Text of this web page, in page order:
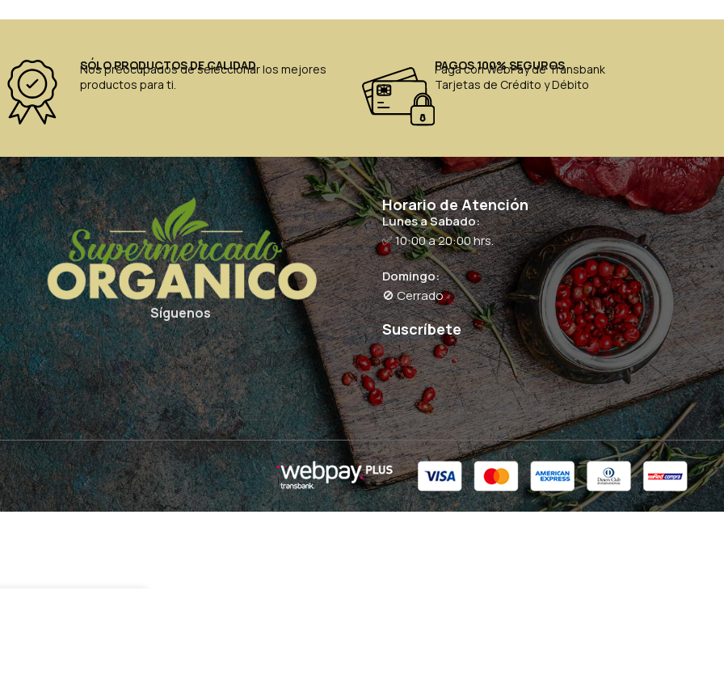
SÓLO PRODUCTOS DE CALIDAD
Nos preocupados de seleccionar los mejores
productos para ti.
PAGOS 100% SEGUROS
Paga con WebPay de Transbank
Tarjetas de Crédito y Débito
Síguenos
Horario de Atención
Lunes a Sabado:
✅ 10:00 a 20:00 hrs.
Domingo:
🚫 Cerrado
Suscríbete